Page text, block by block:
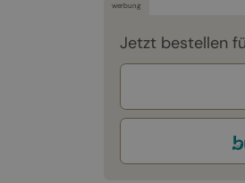
werbung
Jetzt bestellen